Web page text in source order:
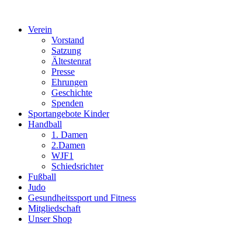
Verein
Vorstand
Satzung
Ältestenrat
Presse
Ehrungen
Geschichte
Spenden
Sportangebote Kinder
Handball
1. Damen
2.Damen
WJF1
Schiedsrichter
Fußball
Judo
Gesundheitssport und Fitness
Mitgliedschaft
Unser Shop